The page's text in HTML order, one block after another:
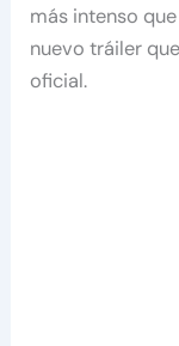
más intenso
nuevo tráiler
oficial.